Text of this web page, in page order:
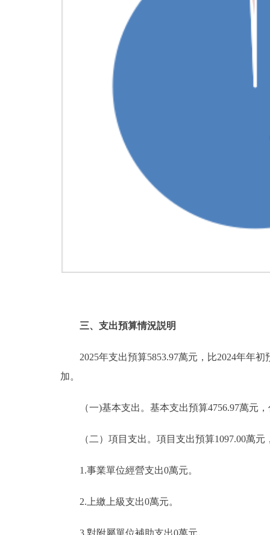
三、支出預算情況説明
2025年支出預算5853.97萬元，比2024年年初
加。
（一)基本支出。基本支出預算4756.97萬元，
（二）項目支出。項目支出預算1097.00萬元
1.事業單位經營支出0萬元。
2.上繳上級支出0萬元。
3.對附屬單位補助支出0萬元。